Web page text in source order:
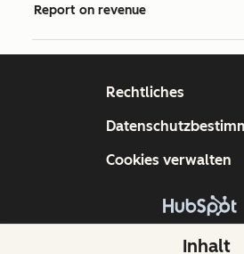
Report on revenue
Inhalt
Copyright © 2026
Rechtliches
Cookies verwalten